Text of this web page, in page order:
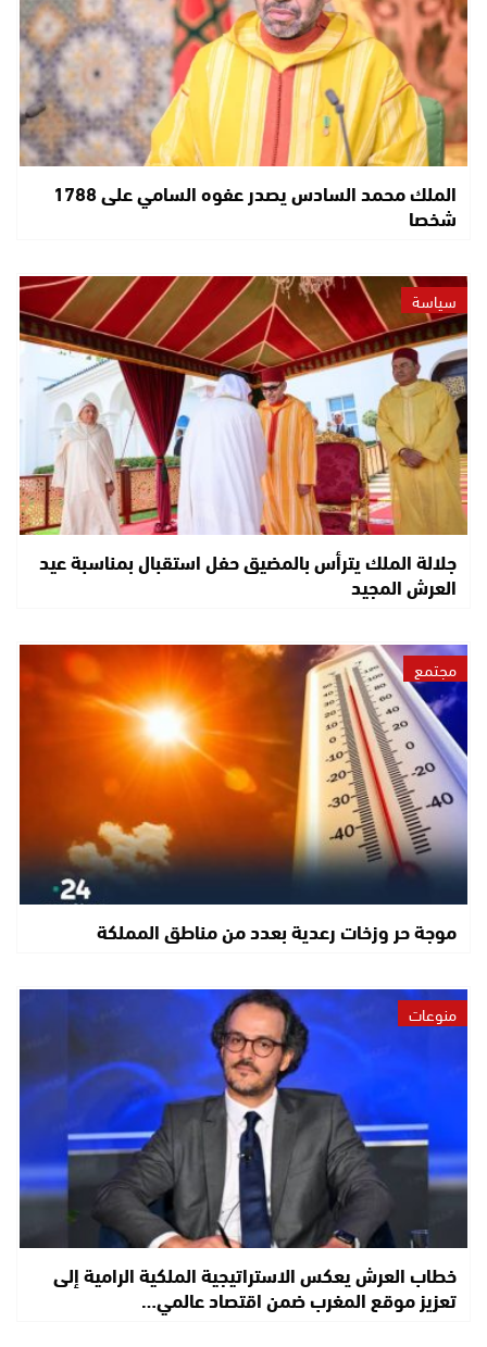
الملك محمد السادس يصدر عفوه السامي على 1788
شخصا
سياسة
جلالة الملك يترأس بالمضيق حفل استقبال بمناسبة عيد
العرش المجيد
مجتمع
موجة حر وزخات رعدية بعدد من مناطق المملكة
منوعات
خطاب العرش يعكس الاستراتيجية الملكية الرامية إلى
تعزيز موقع المغرب ضمن اقتصاد عالمي…